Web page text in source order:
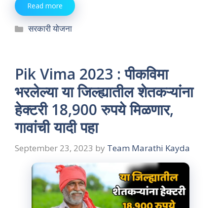
Read more
Categories
सरकारी योजना
Pik Vima 2023 : पीकविमा
भरलेल्या या जिल्ह्यातील शेतकऱ्यांना
हेक्टरी 18,900 रुपये मिळणार,
गावांची यादी पहा
September 23, 2023 by Team Marathi Kayda